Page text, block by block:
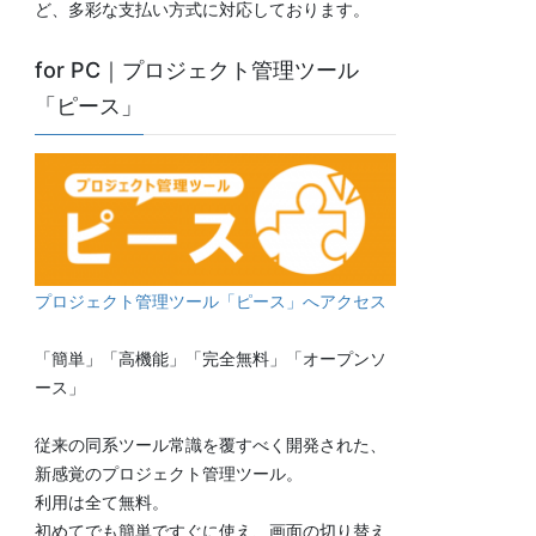
ど、多彩な支払い方式に対応しております。
for PC｜プロジェクト管理ツール
「ピース」
プロジェクト管理ツール「ピース」へアクセス
「簡単」「高機能」「完全無料」「オープンソ
ース」
従来の同系ツール常識を覆すべく開発された、
新感覚のプロジェクト管理ツール。
利用は全て無料。
初めてでも簡単ですぐに使え、画面の切り替え